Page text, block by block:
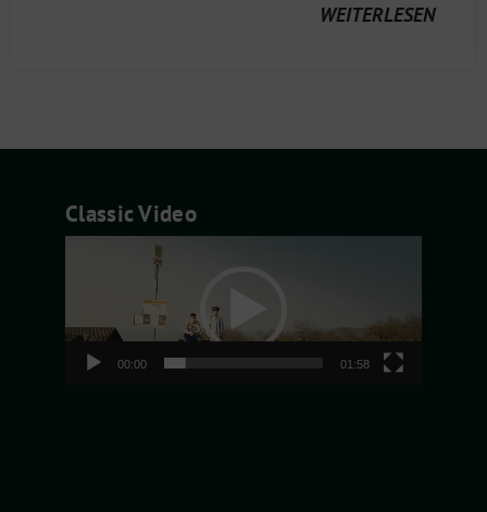
WEITERLESEN
Classic Video
00:00 01:58